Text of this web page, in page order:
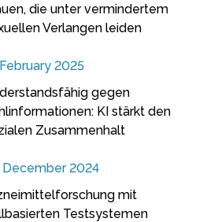
die unter vermindertem
Verlangen leiden
2025
gegen
KI stärkt den
Zusammenhalt
2024
mit
Testsystemen